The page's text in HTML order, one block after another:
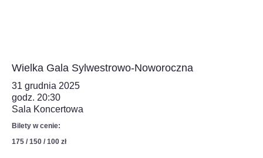
Wielka Gala Sylwestrowo-Noworoczna
31 grudnia 2025
godz. 20:30
Sala Koncertowa
Bilety w cenie:
175 / 150 / 100 zł